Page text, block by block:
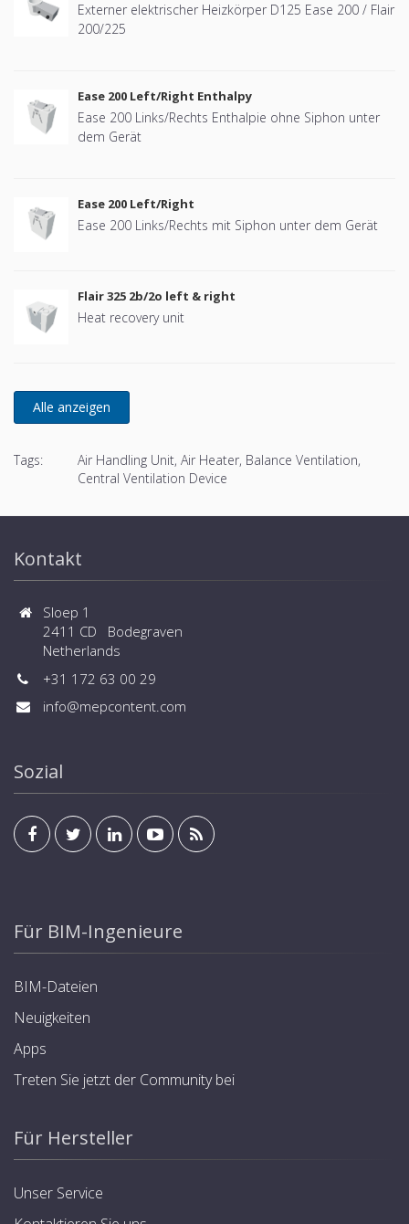
Externer elektrischer Heizkörper D125 Ease 200 / Flair
200/225
Ease 200 Left/Right Enthalpy
Ease 200 Links/Rechts Enthalpie ohne Siphon unter
dem Gerät
Ease 200 Left/Right
Ease 200 Links/Rechts mit Siphon unter dem Gerät
Flair 325 2b/2o left & right
Heat recovery unit
Tags:
Air Handling Unit, Air Heater, Balance Ventilation,
Central Ventilation Device
Kontakt
Sloep 1
2411 CD Bodegraven
Netherlands
+31 172 63 00 29
info@mepcontent.com
Sozial
Für BIM-Ingenieure
BIM-Dateien
Neuigkeiten
Apps
Treten Sie jetzt der Community bei
Für Hersteller
Unser Service